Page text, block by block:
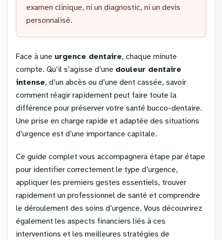
examen clinique, ni un diagnostic, ni un devis
personnalisé.
Face à une urgence dentaire, chaque minute
compte. Qu’il s’agisse d’une douleur dentaire
intense, d’un abcès ou d’une dent cassée, savoir
comment réagir rapidement peut faire toute la
différence pour préserver votre santé bucco-dentaire.
Une prise en charge rapide et adaptée des situations
d’urgence est d’une importance capitale.
Ce guide complet vous accompagnera étape par étape
pour identifier correctement le type d’urgence,
appliquer les premiers gestes essentiels, trouver
rapidement un professionnel de santé et comprendre
le déroulement des soins d’urgence. Vous découvrirez
également les aspects financiers liés à ces
interventions et les meilleures stratégies de